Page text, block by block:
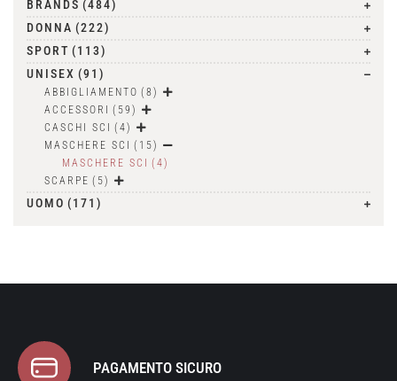
BRANDS (484)
DONNA (222)
SPORT (113)
UNISEX (91)
ABBIGLIAMENTO (8)
ACCESSORI
(59)
CASCHI SCI
(4)
MASCHERE SCI
(15)
MASCHERE SCI
(4)
SCARPE (5)
UOMO (171)
PAGAMENTO SICURO